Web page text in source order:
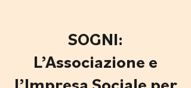
SOGNI:
L’Associazione e